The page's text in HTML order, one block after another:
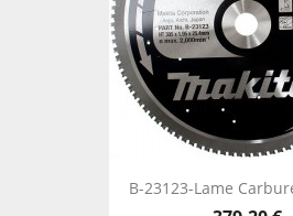
B-23123-Lame